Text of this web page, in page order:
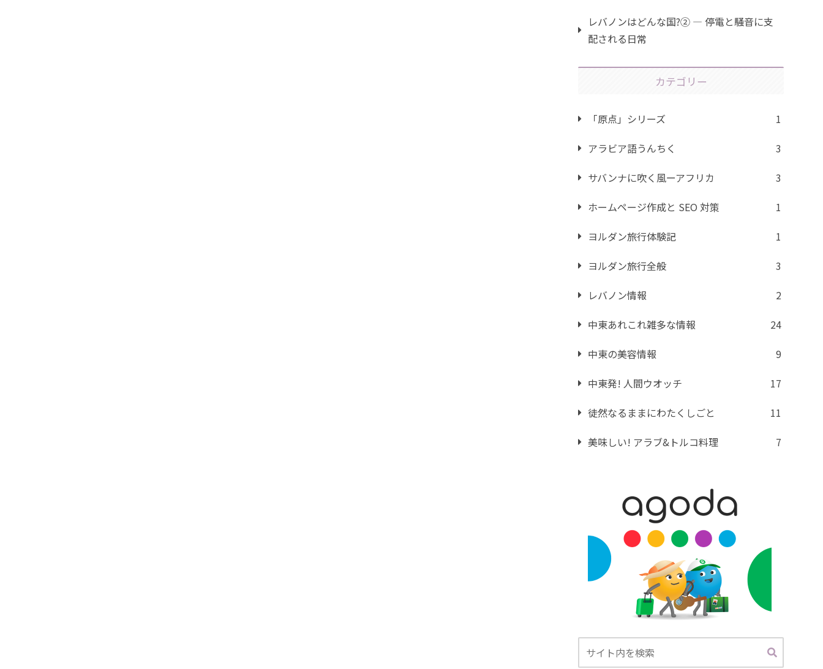
レバノンはどんな国?② ― 停電と騒音に支
配される日常
カテゴリー
「原点」シリーズ
1
アラビア語うんちく
3
サバンナに吹く風ーアフリカ
3
ホームページ作成と SEO 対策
1
ヨルダン旅行体験記
1
ヨルダン旅行全般
3
レバノン情報
2
中東あれこれ雑多な情報
24
中東の美容情報
9
中東発! 人間ウオッチ
17
徒然なるままにわたくしごと
11
美味しい! アラブ&トルコ料理
7